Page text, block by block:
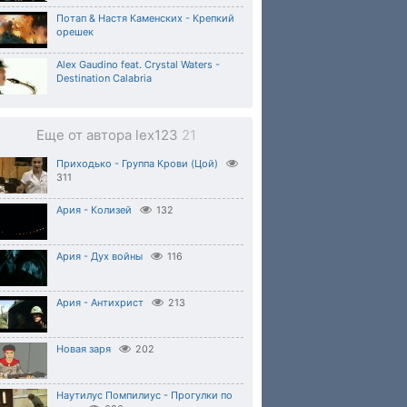
Потап & Настя Каменских - Крепкий
орешек
Alex Gaudino feat. Crystal Waters -
Destination Calabria
Еще от автора lex123 21
Приходько - Группа Крови (Цой)
311
Ария - Колизей 132
Ария - Дух войны 116
Ария - Антихрист 213
Новая заря 202
Наутилус Помпилиус - Прогулки по